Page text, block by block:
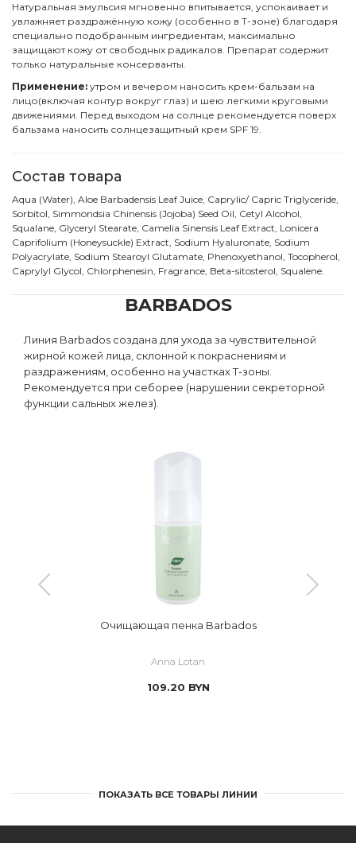
Натуральная эмульсия мгновенно впитывается, успокаивает и
увлажняет раздражённую кожу (особенно в Т-зоне) благодаря
специально подобранным ингредиентам, максимально
защищают кожу от свободных радикалов. Препарат содержит
только натуральные консерванты.
Применение: утром и вечером наносить крем-бальзам на
лицо(включая контур вокруг глаз) и шею легкими круговыми
движениями. Перед выходом на солнце рекомендуется поверх
бальзама наносить солнцезащитный крем SPF 19.
Состав товара
Aqua (Water), Aloe Barbadensis Leaf Juice, Caprylic/ Capric Triglyceride,
Sorbitol, Simmondsia Chinensis (Jojoba) Seed Oil, Cetyl Alcohol,
Squalane, Glyceryl Stearate, Camelia Sinensis Leaf Extract, Lonicera
Caprifolium (Honeysuckle) Extract, Sodium Hyaluronate, Sodium
Polyacrylate, Sodium Stearoyl Glutamate, Phenoxyethanol, Tocopherol,
Caprylyl Glycol, Chlorphenesin, Fragrance, Beta-sitosterol, Squalene.
BARBADOS
Линия Barbados создана для ухода за чувствительной
жирной кожей лица, склонной к покраснениям и
раздражениям, особенно на участках Т-зоны.
Рекомендуется при себорее (нарушении секреторной
функции сальных желез).
Очищающая пенка Barbados
Anna Lotan
109.20 BYN
ПОКАЗАТЬ ВСЕ ТОВАРЫ ЛИНИИ